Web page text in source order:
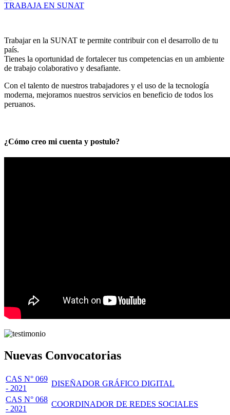
TRABAJA EN SUNAT
Trabajar en la SUNAT te permite contribuir con el desarrollo de tu
país.
Tienes la oportunidad de fortalecer tus competencias en un ambiente
de trabajo colaborativo y desafiante.
Con el talento de nuestros trabajadores y el uso de la tecnología
moderna, mejoramos nuestros servicios en beneficio de todos los
peruanos.
¿Cómo creo mi cuenta y postulo?
Nuevas Convocatorias
CAS N° 069
- 2021
DISEÑADOR GRÁFICO DIGITAL
CAS N° 068
- 2021
COORDINADOR DE REDES SOCIALES